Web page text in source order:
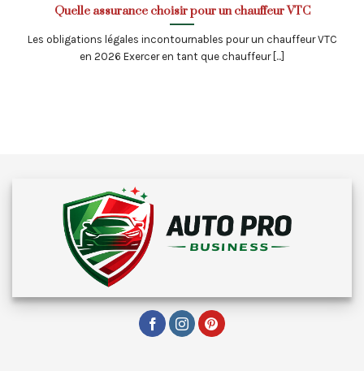
Quelle assurance choisir pour un chauffeur VTC
Les obligations légales incontournables pour un chauffeur VTC
en 2026 Exercer en tant que chauffeur [...]